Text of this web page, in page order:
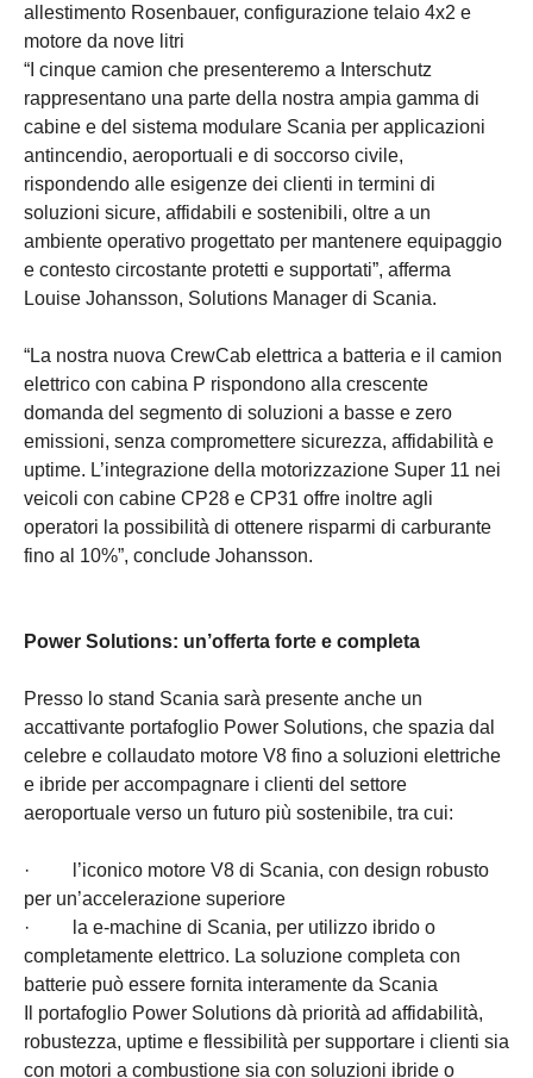
allestimento Rosenbauer, configurazione telaio 4x2 e
motore da nove litri
“I cinque camion che presenteremo a Interschutz
rappresentano una parte della nostra ampia gamma di
cabine e del sistema modulare Scania per applicazioni
antincendio, aeroportuali e di soccorso civile,
rispondendo alle esigenze dei clienti in termini di
soluzioni sicure, affidabili e sostenibili, oltre a un
ambiente operativo progettato per mantenere equipaggio
e contesto circostante protetti e supportati”, afferma
Louise Johansson, Solutions Manager di Scania.
“La nostra nuova CrewCab elettrica a batteria e il camion
elettrico con cabina P rispondono alla crescente
domanda del segmento di soluzioni a basse e zero
emissioni, senza compromettere sicurezza, affidabilità e
uptime. L’integrazione della motorizzazione Super 11 nei
veicoli con cabine CP28 e CP31 offre inoltre agli
operatori la possibilità di ottenere risparmi di carburante
fino al 10%”, conclude Johansson.
Power Solutions: un’offerta forte e completa
Presso lo stand Scania sarà presente anche un
accattivante portafoglio Power Solutions, che spazia dal
celebre e collaudato motore V8 fino a soluzioni elettriche
e ibride per accompagnare i clienti del settore
aeroportuale verso un futuro più sostenibile, tra cui:
· l’iconico motore V8 di Scania, con design robusto
per un’accelerazione superiore
· la e-machine di Scania, per utilizzo ibrido o
completamente elettrico. La soluzione completa con
batterie può essere fornita interamente da Scania
Il portafoglio Power Solutions dà priorità ad affidabilità,
robustezza, uptime e flessibilità per supportare i clienti sia
con motori a combustione sia con soluzioni ibride o